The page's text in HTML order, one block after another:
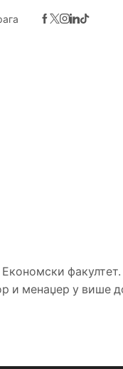
факултет.
и менаџер у више